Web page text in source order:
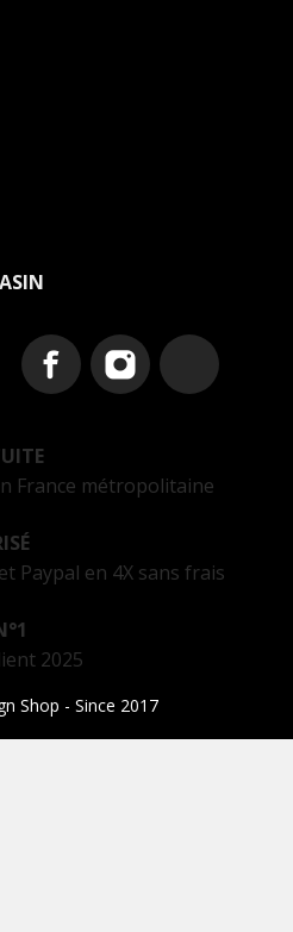
France métropolitaine
Paypal en 4X sans frais
2025
Shop - Since 2017